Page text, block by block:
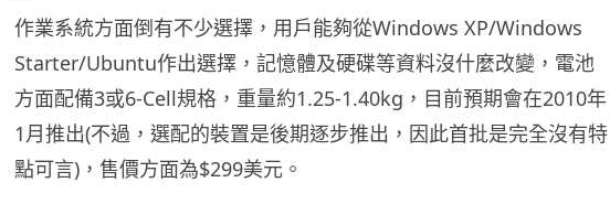
作業系統方面倒有不少選擇，用戶能夠從Windows XP/Windows
Starter/Ubuntu作出選擇，記憶體及硬碟等資料沒什麼改變，電池
方面配備3或6-Cell規格，重量約1.25-1.40kg，目前預期會在2010年
1月推出(不過，選配的裝置是後期逐步推出，因此首批是完全沒有特
點可言)，售價方面為$299美元。